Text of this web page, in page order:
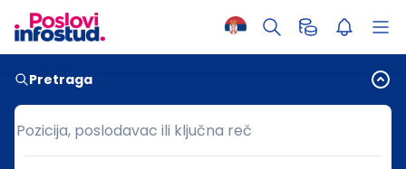
Pretraga
Pozicija, poslodavac ili ključna reč
Pozicija, poslodavac ili ključna reč